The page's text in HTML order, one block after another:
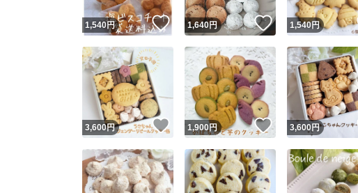
1,540円 いいね！
1,640円 いいね！
1,540円
3,600円 いいね！
1,900円 いいね！
3,600円